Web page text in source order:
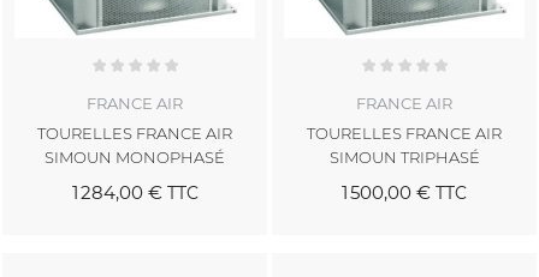
FRANCE AIR
TOURELLES FRANCE AIR
SIMOUN MONOPHASÉ
1 284,00 €TTC
FRANCE AIR
TOURELLES FRANCE AIR
SIMOUN TRIPHASÉ
1 500,00 € TTC